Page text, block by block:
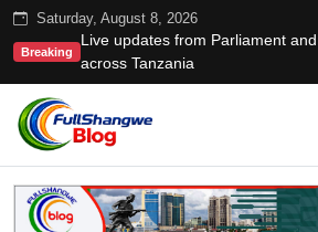
Saturday, August 8, 2026
Breaking
Live updates from Parliament
across Tanzania